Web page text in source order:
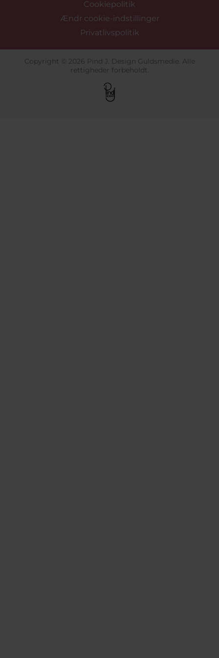
Cookiepolitik
Ændr cookie-indstillinger
Privatlivspolitik
Copyright © 2026 Pind J. Design Guldsmedie. Alle
rettigheder forbeholdt.